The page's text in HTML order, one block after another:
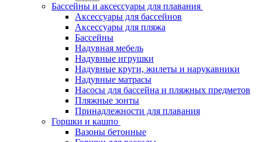
Бассейны и аксессуары для плавания
Аксессуары для бассейнов
Аксессуары для пляжа
Бассейны
Надувная мебель
Надувные игрушки
Надувные круги, жилеты и нарукавники
Надувные матрасы
Насосы для бассейна и пляжных предметов
Пляжные зонты
Принадлежности для плавания
Горшки и кашпо
Вазоны бетонные